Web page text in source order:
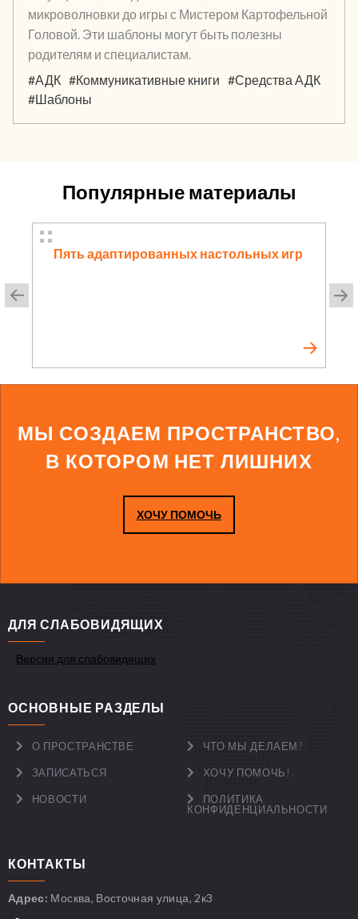
микроволновки до игры с Мистером Картофельной
Головой. Эти шаблоны могут быть полезны
родителям и специалистам.
#АДК #Коммуникативные книги #Средства АДК
#Шаблоны
Популярные материалы
Пять адаптированных настольных игр
МЫ СОЗДАЕМ ПРОСТРАНСТВО,
В КОТОРОМ НЕТ ЛИШНИХ
ХОЧУ ПОМОЧЬ
ДЛЯ СЛАБОВИДЯЩИХ
Версия для слабовидящих
ОСНОВНЫЕ РАЗДЕЛЫ
О ПРОСТРАНСТВЕ ЧТО МЫ ДЕЛАЕМ?
ЗАПИСАТЬСЯ ХОЧУ ПОМОЧЬ!
НОВОСТИ
ПОЛИТИКА
КОНФИДЕНЦИАЛЬНОСТИ
КОНТАКТЫ
Адрес: Москва, Восточная улица, 2к3